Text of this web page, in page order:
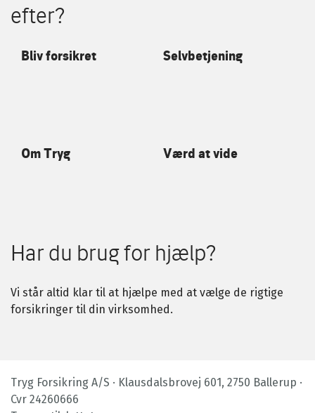
efter?
Bliv forsikret Selvbetjening
Om Tryg Værd at vide
Har du brug for hjælp?
Vi står altid klar til at hjælpe med at vælge de rigtige
forsikringer til din virksomhed.
Tryg Forsikring A/S · Klausdalsbrovej 601, 2750 Ballerup ·
Cvr 24260666